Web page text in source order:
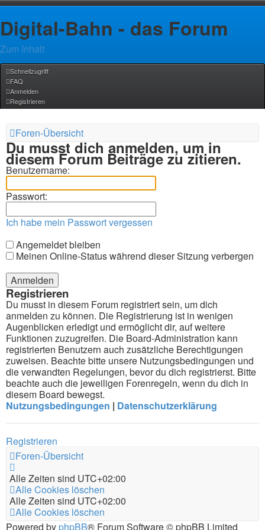
Digital-Bahn - das Forum
Zum Inhalt
Schnellzugriff
FAQ
Anmelden
Registrieren
Foren-Übersicht
Du musst dich anmelden, um in
diesem Forum Beiträge zu zitieren.
Benutzername:
Passwort:
Ich habe mein Passwort vergessen
Angemeldet bleiben
Meinen Online-Status während dieser Sitzung verbergen
Registrieren
Du musst in diesem Forum registriert sein, um dich
anmelden zu können. Die Registrierung ist in wenigen
Augenblicken erledigt und ermöglicht dir, auf weitere
Funktionen zuzugreifen. Die Board-Administration kann
registrierten Benutzern auch zusätzliche Berechtigungen
zuweisen. Beachte bitte unsere Nutzungsbedingungen und
die verwandten Regelungen, bevor du dich registrierst. Bitte
beachte auch die jeweiligen Forenregeln, wenn du dich in
diesem Board bewegst.
Nutzungsbedingungen | Datenschutzerklärung
Registrieren
Foren-Übersicht
Alle Zeiten sind UTC+02:00
Alle Cookies löschen
Alle Zeiten sind UTC+02:00
Alle Cookies löschen
Powered by phpBB® Forum Software © phpBB Limited